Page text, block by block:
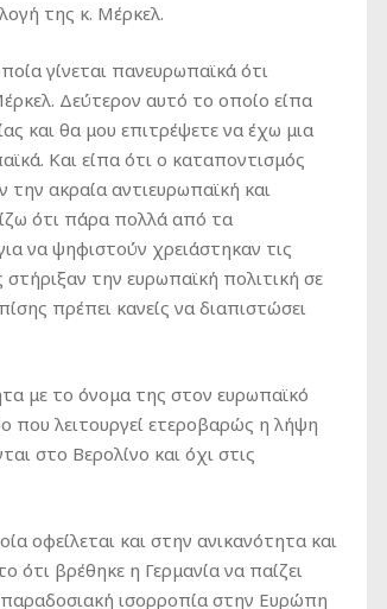
της κ. Μέρκελ.
γίνεται πανευρωπαϊκά ότι
Δεύτερον αυτό το οποίο είπα
και θα μου επιτρέψετε να έχω μια
Και είπα ότι ο καταποντισμός
ακραία αντιευρωπαϊκή και
ότι πάρα πολλά από τα
να ψηφιστούν χρειάστηκαν τις
την ευρωπαϊκή πολιτική σε
πρέπει κανείς να διαπιστώσει
με το όνομα της στον ευρωπαϊκό
που λειτουργεί ετεροβαρώς η λήψη
στο Βερολίνο και όχι στις
οφείλεται και στην ανικανότητα και
ότι βρέθηκε η Γερμανία να παίζει
ισορροπία στην Ευρώπη